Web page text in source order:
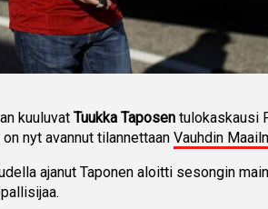
kuuluvatTuukka Taposentulokaskausi
nyt avannut tilannettaanVauhdin
ajanut Taponen aloitti sesongin